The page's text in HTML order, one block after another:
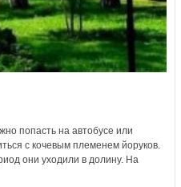
попасть на автобусе или
с кочевым племенем йоруков.
они уходили в долину. На